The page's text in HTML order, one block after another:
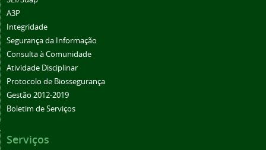
A3P
Integridade
Segurança da Informação
Consulta à Comunidade
Atividade Disciplinar
Protocolo de Biossegurança
Gestão 2012-2019
Boletim de Serviços
Serviços